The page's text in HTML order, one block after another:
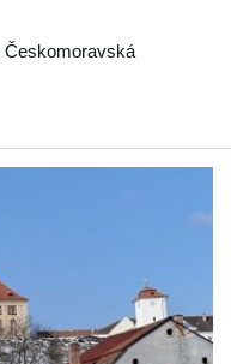
Českomoravská